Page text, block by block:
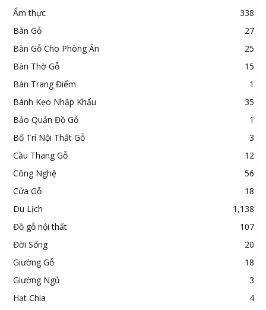
Ẩm thực
338
Bàn Gỗ
27
Bàn Gỗ Cho Phòng Ăn
25
Bàn Thờ Gỗ
15
Bàn Trang Điểm
1
Bánh Kẹo Nhập Khẩu
35
Bảo Quản Đồ Gỗ
1
Bố Trí Nội Thất Gỗ
3
Cầu Thang Gỗ
12
Công Nghệ
56
Cửa Gỗ
18
Du Lịch
1,138
Đồ gỗ nội thất
107
Đời Sống
20
Giường Gỗ
18
Giường Ngủ
3
Hạt Chia
4